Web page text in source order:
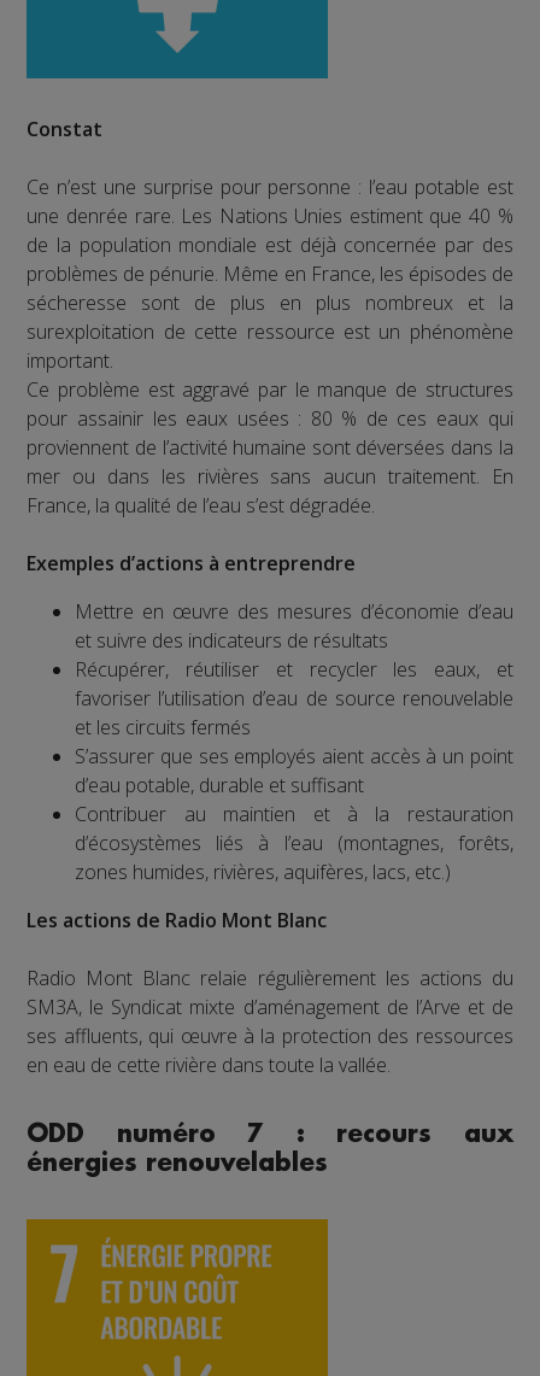
Constat
Ce n’est une surprise pour personne : l’eau potable est
une denrée rare. Les Nations Unies estiment que 40 %
de la population mondiale est déjà concernée par des
problèmes de pénurie. Même en France, les épisodes de
sécheresse sont de plus en plus nombreux et la
surexploitation de cette ressource est un phénomène
important.
Ce problème est aggravé par le manque de structures
pour assainir les eaux usées : 80 % de ces eaux qui
proviennent de l’activité humaine sont déversées dans la
mer ou dans les rivières sans aucun traitement. En
France, la qualité de l’eau s’est dégradée.
Exemples d’actions à entreprendre
Mettre en œuvre des mesures d’économie d’eau
et suivre des indicateurs de résultats
Récupérer, réutiliser et recycler les eaux, et
favoriser l’utilisation d’eau de source renouvelable
et les circuits fermés
S’assurer que ses employés aient accès à un point
d’eau potable, durable et suffisant
Contribuer au maintien et à la restauration
d’écosystèmes liés à l’eau (montagnes, forêts,
zones humides, rivières, aquifères, lacs, etc.)
Les actions de Radio Mont Blanc
Radio Mont Blanc relaie régulièrement les actions du
SM3A, le Syndicat mixte d’aménagement de l’Arve et de
ses affluents, qui œuvre à la protection des ressources
en eau de cette rivière dans toute la vallée.
ODD numéro 7 : recours aux
énergies renouvelables